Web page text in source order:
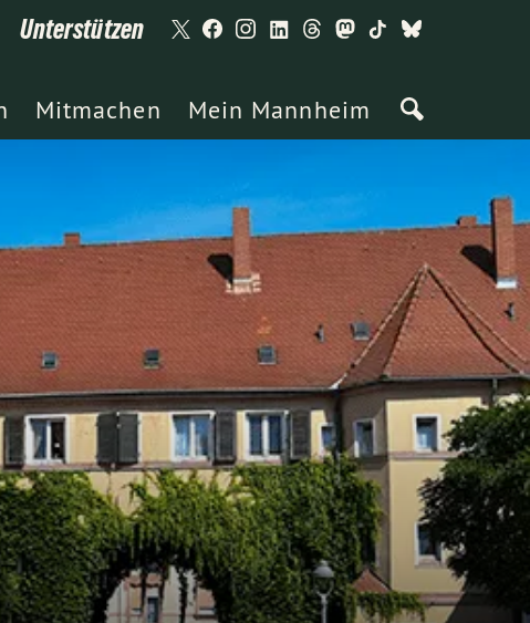
Unterstützen
Mitmachen Mein Mannheim